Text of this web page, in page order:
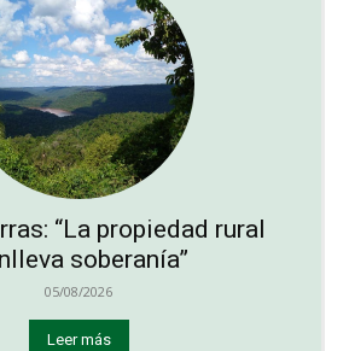
“La propiedad rural
soberanía”
05/08/2026
Leer más